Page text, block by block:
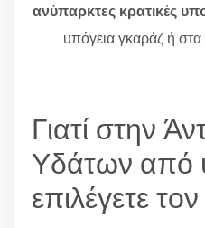
ανύπαρκτες κρατικές
υπόγεια γκαράζ ή
Γιατί στην
Υδάτων από
επιλέγετε